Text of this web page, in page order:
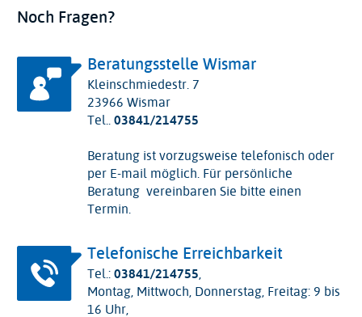
Noch Fragen?
Beratungsstelle Wismar
Kleinschmiedestr. 7
23966 Wismar
Tel..03841/214755
Beratung ist vorzugsweise telefonisch oder
per E-mail möglich. Für persönliche
Beratung vereinbaren Sie bitte einen
Termin.
Telefonische Erreichbarkeit
Tel.:03841/214755,
Montag, Mittwoch, Donnerstag, Freitag: 9 bis
16 Uhr,